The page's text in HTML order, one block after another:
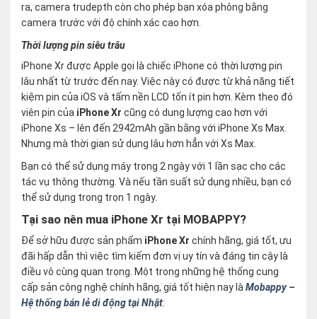
ra, camera trudepth còn cho phép bạn xóa phông bằng
camera trước với độ chính xác cao hơn.
Thời lượng pin siêu trâu
iPhone Xr được Apple gọi là chiếc iPhone có thời lượng pin
lâu nhất từ trước đến nay. Việc này có được từ khả năng tiết
kiệm pin của iOS và tấm nền LCD tốn ít pin hơn. Kèm theo đó
viên pin của iPhone Xr cũng có dung lượng cao hơn với
iPhone Xs – lên đến 2942mAh gần bằng với iPhone Xs Max.
Nhưng mà thời gian sử dụng lâu hơn hẳn với Xs Max.
Bạn có thể sử dụng máy trong 2 ngày với 1 lần sạc cho các
tác vụ thông thường. Và nếu tần suất sử dụng nhiều, bạn có
thể sử dụng trong trọn 1 ngày.
Tại sao nên mua iPhone Xr tại MOBAPPY?
Để sở hữu được sản phẩm iPhone Xr chính hãng, giá tốt, ưu
đãi hấp dẫn thì việc tìm kiếm đơn vị uy tín và đáng tin cậy là
điều vô cùng quan trọng. Một trong những hệ thống cung
cấp sản công nghệ chính hãng, giá tốt hiện nay là Mobappy –
Hệ thống bán lẻ di động tại Nhật: